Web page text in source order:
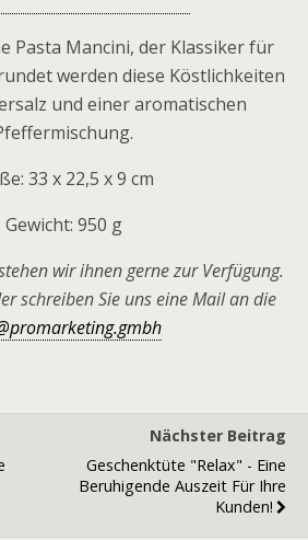
Pasta Mancini, der Klassiker für
werden diese Köstlichkeiten
und einer aromatischen
33 x 22,5 x 9 cm
Gewicht: 950 g
wir ihnen gerne zur Verfügung.
schreiben Sie uns eine Mail an die
Nächster Beitrag
Geschenktüte "Relax" - Eine
Beruhigende Auszeit Für Ihre
Kunden!